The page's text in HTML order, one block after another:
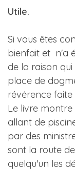
Utile.
Si vous êtes
bienfait et n'a
de la raison
place de
révérence
Le livre montre
allant de
par des
sont la route
quelqu'un les